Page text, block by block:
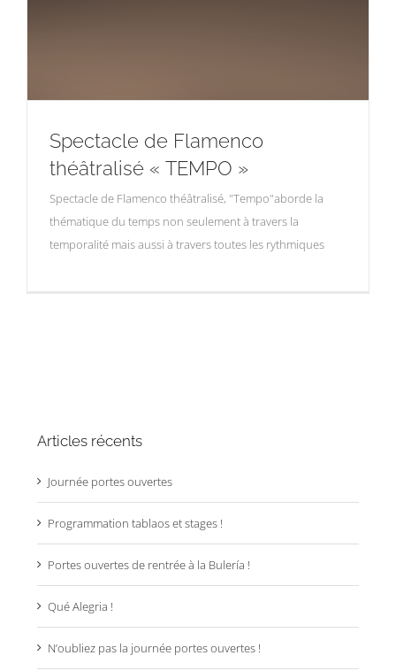
Spectacle de Flamenco
théâtralisé « TEMPO »
Spectacle de Flamenco théâtralisé, "Tempo"aborde la
thématique du temps non seulement à travers la
temporalité mais aussi à travers toutes les rythmiques
Articles récents
Journée portes ouvertes
Programmation tablaos et stages !
Portes ouvertes de rentrée à la Bulería !
Qué Alegria !
N’oubliez pas la journée portes ouvertes !